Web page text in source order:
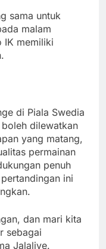
sama untuk
malam
IK memiliki
di Piala Swedia
dilewatkan
yang matang,
permainan
penuh
ini
dan mari kita
sebagai
Jalalive.